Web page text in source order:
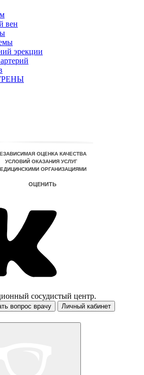
вен
эрекции
сосудистый центр.
вопрос врачу
Личный кабинет